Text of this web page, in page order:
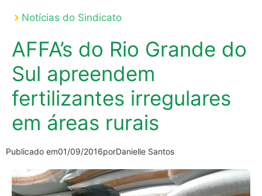
Notícias do Sindicato
AFFA’s do Rio Grande do
Sul apreendem
fertilizantes irregulares
em áreas rurais
Publicado em01/09/2016porDanielle Santos